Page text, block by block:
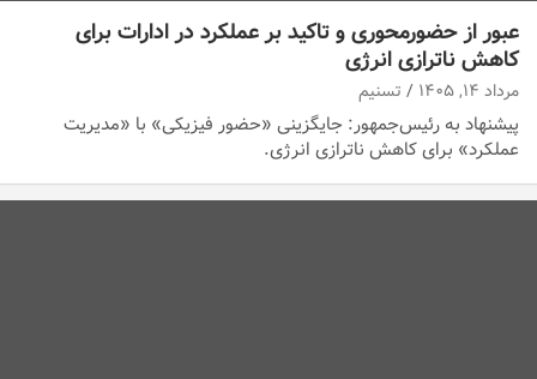
عبور از حضورمحوری و تاکید بر عملکرد در ادارات برای
کاهش ناترازی انرژی
مرداد ۱۴, ۱۴۰۵ تسنیم
پیشنهاد به رئیس‌جمهور: جایگزینی «حضور فیزیکی» با «مدیریت
عملکرد» برای کاهش ناترازی انرژی.